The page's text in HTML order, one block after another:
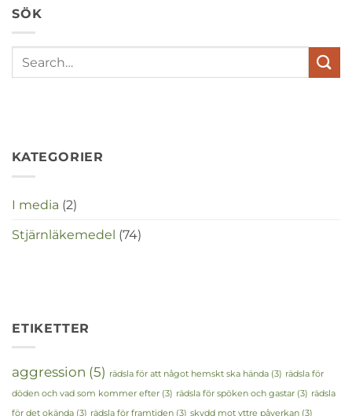
in
SÖK
KATEGORIER
I media (2)
Stjärnläkemedel (74)
ETIKETTER
aggression (5) rädsla för att något hemskt ska hända (3) rädsla för
döden och vad som kommer efter (3) rädsla för spöken och gastar (3) rädsla
för det okända (3) rädsla för framtiden (3) skydd mot yttre påverkan (3)